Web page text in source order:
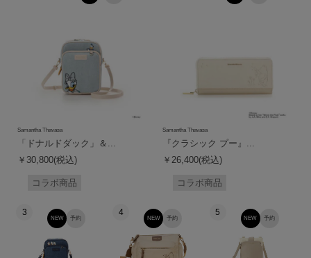
Samantha Thavasa
「ドナルドダック」＆...
￥30,800(税込)
コラボ商品
Samantha Thavasa
『クラシック プー』...
￥26,400(税込)
コラボ商品
3
予約
NEW
4
予約
NEW
5
予約
NEW